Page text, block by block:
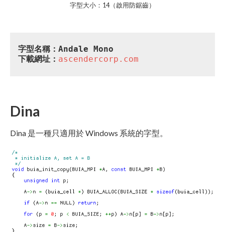
字型大小：14（啟用防鋸齒）
字型名稱：Andale Mono
下載網址： ascendercorp.com
Dina
Dina 是一種只適用於 Windows 系統的字型。